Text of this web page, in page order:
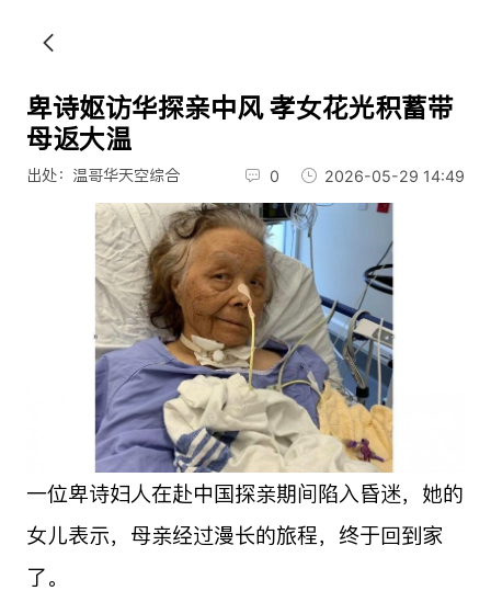
卑诗妪访华探亲中风 孝女花光积蓄带
母返大温
出处：温哥华天空综合 0 2026-05-29 14:49
一位卑诗妇人在赴中国探亲期间陷入昏迷，她的
女儿表示，母亲经过漫长的旅程，终于回到家
了。